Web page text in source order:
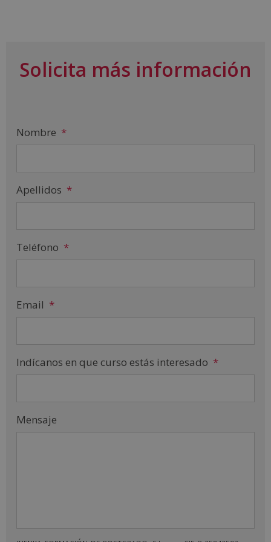
Solicita más información
Nombre *
Apellidos *
Teléfono *
Email *
Indícanos en que curso estás interesado *
Mensaje